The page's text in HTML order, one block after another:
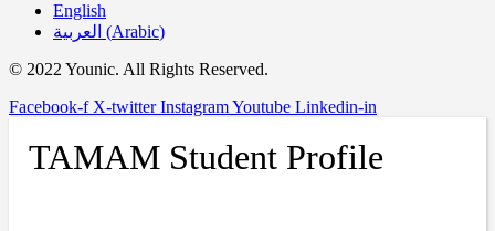
English
العربية (Arabic)
© 2022 Younic. All Rights Reserved.
Facebook-f X-twitter InstagramYoutube Linkedin-in
TAMAM Student Profile